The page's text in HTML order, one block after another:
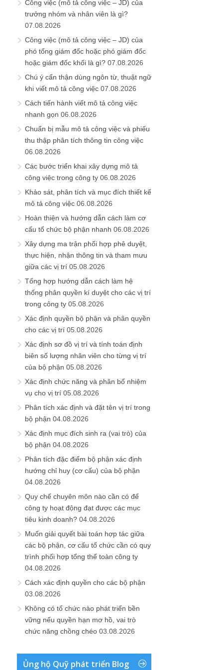
Công việc (mô tả công việc – JD) của
trưởng nhóm và nhân viên là gì?
07.08.2026
Công việc (mô tả công việc – JD) của
phó tổng giám đốc hoặc phó giám đốc
hoặc giám đốc khối là gì? 07.08.2026
Chú ý cẩn thận dùng ngôn từ, thuật ngữ
khi viết mô tả công việc 07.08.2026
Cách tiến hành viết mô tả công việc
nhanh gọn 06.08.2026
Chuẩn bị mẫu mô tả công việc và phiếu
thu thập phân tích thông tin công việc
06.08.2026
Các bước triển khai xây dựng mô tả
công việc trong công ty 06.08.2026
Khảo sát, phân tích và mục đích thiết kế
mô tả công việc 06.08.2026
Hoàn thiện và hướng dẫn cách làm cơ
cấu tổ chức bộ phận nhanh 06.08.2026
Xây dựng ma trận phối hợp phê duyệt,
thực hiện, nhận thông tin và tham mưu
giữa các vị trí 05.08.2026
Tổng hợp hướng dẫn cách làm hệ
thống phân quyền kí duyệt cho các vị trí
trong công ty 05.08.2026
Xác định quyền bộ phận và phân quyền
cho các vị trí 05.08.2026
Xác định sơ đồ vị trí và tính toán định
biên số lượng nhân viên cho từng vị trí
của bộ phận 05.08.2026
Xác định chức năng và phân bổ nhiệm
vụ cho vị trí 05.08.2026
Phân tích xác định và đặt tên vị trí trong
bộ phận 04.08.2026
Xác định mục đích sinh ra (vai trò) của
bộ phận 04.08.2026
Phân tích đặc điểm bộ phận xác định
hướng chỉ huy (cơ cấu) của bộ phận
04.08.2026
Quy chế chuyên môn nào cần có để
công ty hoạt động đạt được các mục
tiêu kinh doanh? 04.08.2026
Muốn giải quyết bài toán hợp tác giữa
các bộ phận, cơ cấu tổ chức cần có quy
trình phối hợp tổng thể toàn công ty
04.08.2026
Cách xác định quyền cho các bộ phận
03.08.2026
Không có tổ chức nào phát triển bền
vững nếu quyền hạn mơ hồ, vai trò
chức năng chồng chéo 03.08.2026
Ủng hộ Quỹ phát triển Blog